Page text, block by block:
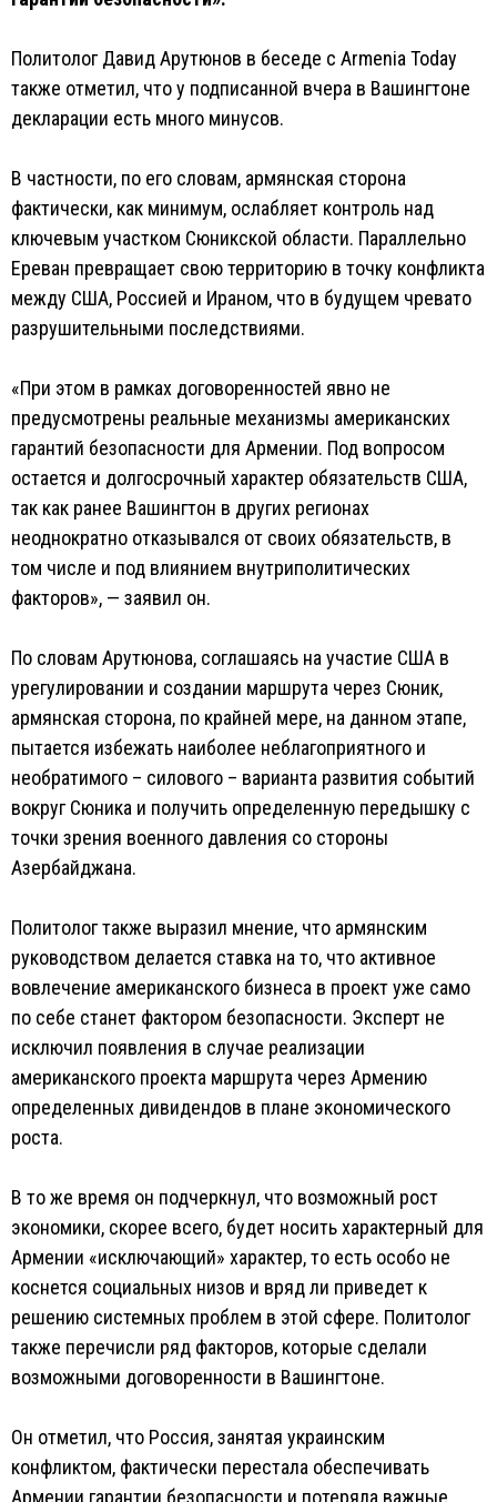
Политолог Давид Арутюнов в беседе с Armenia Today
также отметил, что у подписанной вчера в Вашингтоне
декларации есть много минусов.
В частности, по его словам, армянская сторона
фактически, как минимум, ослабляет контроль над
ключевым участком Сюникской области. Параллельно
Ереван превращает свою территорию в точку конфликта
между США, Россией и Ираном, что в будущем чревато
разрушительными последствиями.
«При этом в рамках договоренностей явно не
предусмотрены реальные механизмы американских
гарантий безопасности для Армении. Под вопросом
остается и долгосрочный характер обязательств США,
так как ранее Вашингтон в других регионах
неоднократно отказывался от своих обязательств, в
том числе и под влиянием внутриполитических
факторов», — заявил он.
По словам Арутюнова, соглашаясь на участие США в
урегулировании и создании маршрута через Сюник,
армянская сторона, по крайней мере, на данном этапе,
пытается избежать наиболее неблагоприятного и
необратимого – силового – варианта развития событий
вокруг Сюника и получить определенную передышку с
точки зрения военного давления со стороны
Азербайджана.
Политолог также выразил мнение, что армянским
руководством делается ставка на то, что активное
вовлечение американского бизнеса в проект уже само
по себе станет фактором безопасности. Эксперт не
исключил появления в случае реализации
американского проекта маршрута через Армению
определенных дивидендов в плане экономического
роста.
В то же время он подчеркнул, что возможный рост
экономики, скорее всего, будет носить характерный для
Армении «исключающий» характер, то есть особо не
коснется социальных низов и вряд ли приведет к
решению системных проблем в этой сфере. Политолог
также перечисли ряд факторов, которые сделали
возможными договоренности в Вашингтоне.
Он отметил, что Россия, занятая украинским
конфликтом, фактически перестала обеспечивать
Армении гарантии безопасности и потеряла важные